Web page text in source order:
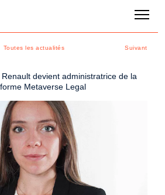
Toutes les actualités Suivant
devient administratrice de la
Metaverse Legal